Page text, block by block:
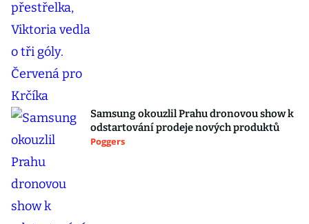
Samsung okouzlil Prahu dronovou show k
odstartování prodeje nových produktů
Poggers